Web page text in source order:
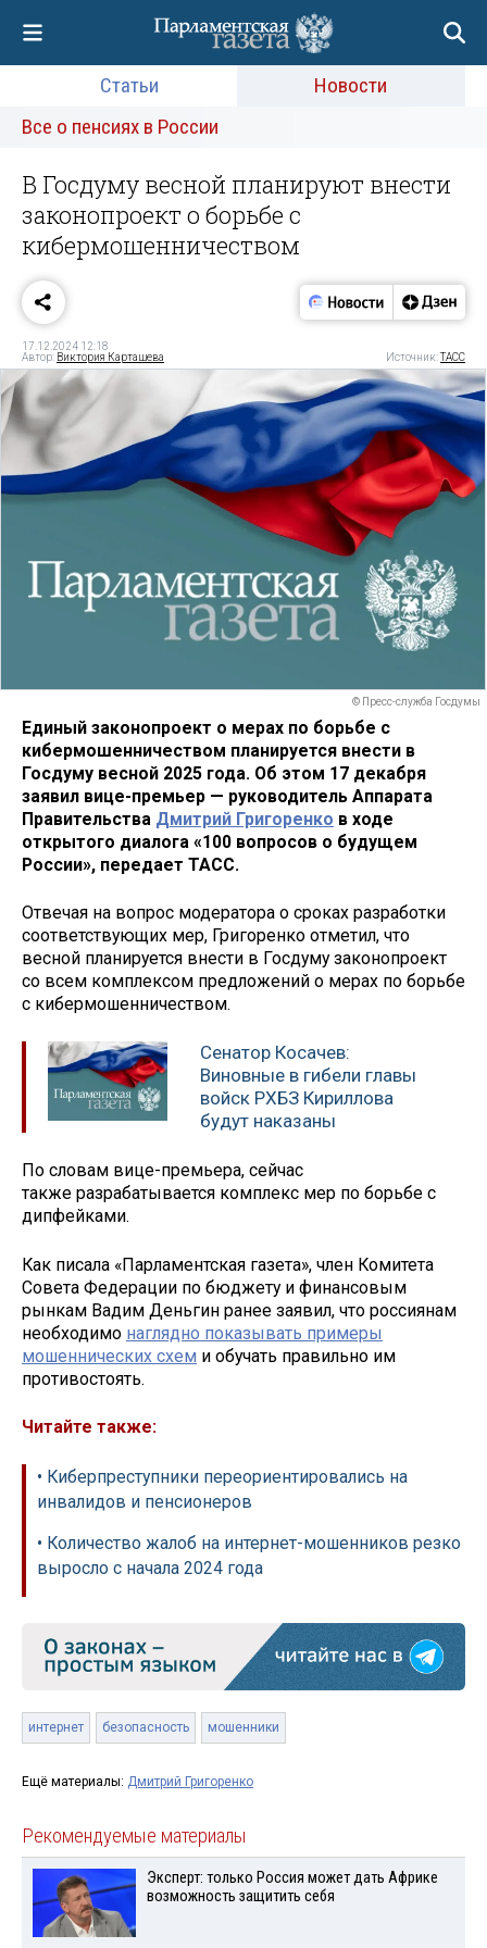
Статьи
Новости
Все о пенсиях в России
В Госдуму весной планируют внести
законопроект о борьбе с
кибермошенничеством
17.12.2024 12:18
Автор: Виктория Карташева Источник:ТАСС
© Пресс-служба Госдумы
Единый законопроект о мерах по борьбе с
кибермошенничеством планируется внести в
Госдуму весной 2025 года. Об этом 17 декабря
заявил вице-премьер — руководитель Аппарата
Правительства Дмитрий Григоренко в ходе
открытого диалога «100 вопросов о будущем
России», передает ТАСС.
Отвечая на вопрос модератора о сроках разработки
соответствующих мер, Григоренко отметил, что
весной планируется внести в Госдуму законопроект
со всем комплексом предложений о мерах по борьбе
с кибермошенничеством.
Сенатор Косачев:
Виновные в гибели главы
войск РХБЗ Кириллова
будут наказаны
По словам вице-премьера, сейчас
также разрабатывается комплекс мер по борьбе с
дипфейками.
Как писала «Парламентская газета», член Комитета
Совета Федерации по бюджету и финансовым
рынкам Вадим Деньгин ранее заявил, что россиянам
необходимо наглядно показывать примеры
мошеннических схем и обучать правильно им
противостоять.
Читайте также:
• Киберпреступники переориентировались на
инвалидов и пенсионеров
• Количество жалоб на интернет-мошенников резко
выросло с начала 2024 года
интернет безопасность мошенники
Ещё материалы: Дмитрий Григоренко
Рекомендуемые материалы
Эксперт: только Россия может дать Африке
возможность защитить себя